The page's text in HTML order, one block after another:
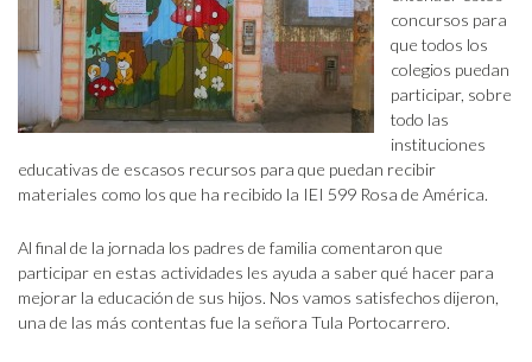
concursos para
que todos los
colegios puedan
participar, sobre
todo las
instituciones
educativas de escasos recursos para que puedan recibir
materiales como los que ha recibido la IEI 599 Rosa de América.
Al final de la jornada los padres de familia comentaron que
participar en estas actividades les ayuda a saber qué hacer para
mejorar la educación de sus hijos. Nos vamos satisfechos dijeron,
una de las más contentas fue la señora Tula Portocarrero.